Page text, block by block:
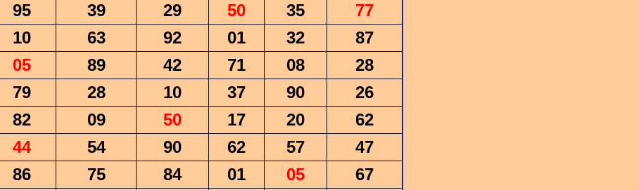
95 39 29 50 35
77
10 63 92 01 32
87
05 89 42 71 08
28
79 28 10 37 90
26
82 09 50 17 20
62
44 54 90 62 57
47
86 75 84 01 05
67